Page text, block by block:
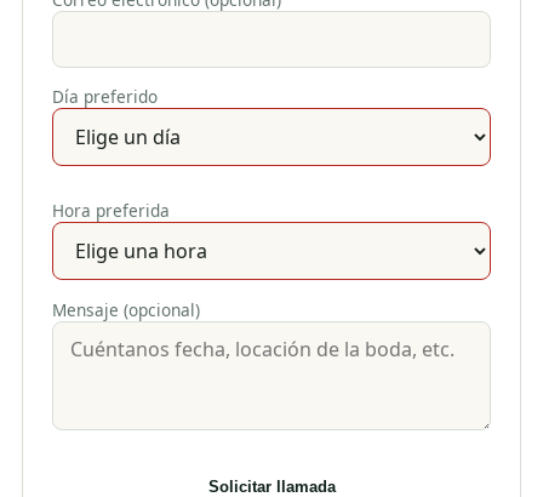
Día preferido
Hora preferida
Mensaje (opcional)
Solicitar llamada